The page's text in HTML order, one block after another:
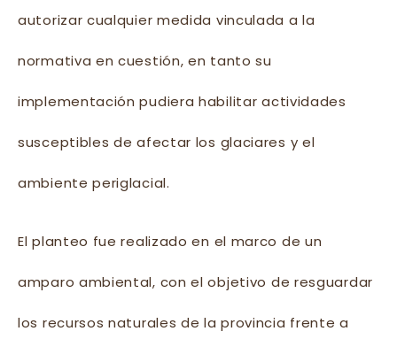
autorizar cualquier medida vinculada a la
normativa en cuestión, en tanto su
implementación pudiera habilitar actividades
susceptibles de afectar los glaciares y el
ambiente periglacial.
El planteo fue realizado en el marco de un
amparo ambiental, con el objetivo de resguardar
los recursos naturales de la provincia frente a